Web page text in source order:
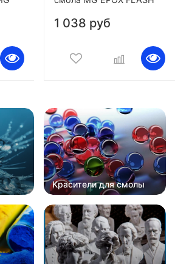
1 038 руб
Красители для смолы